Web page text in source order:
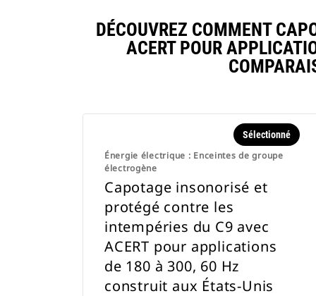
Pack temps froid. Disponible
uniquement avec les capotages
insonorisés de niveau 2 et les
capotages en aluminium
DÉCOUVREZ COMMENT
ACERT POUR
Énergie électrique : Enceintes de groupe
électrogène
Sélectionné
Capotage insonorisé et
protégé contre les
intempéries du C9 avec
ACERT pour applications
de 180 à 300, 60 Hz
construit aux États-Unis